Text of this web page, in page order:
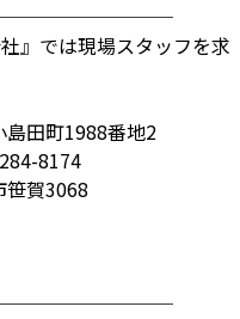
』では現場スタッフを求
田町1988番地2
8174
賀3068